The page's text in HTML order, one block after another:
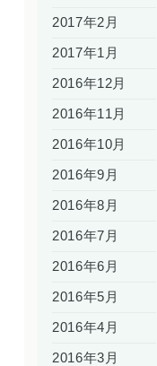
2017年2月
2017年1月
2016年12月
2016年11月
2016年10月
2016年9月
2016年8月
2016年7月
2016年6月
2016年5月
2016年4月
2016年3月